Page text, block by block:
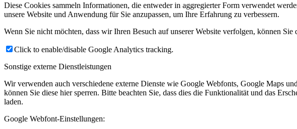
Diese Cookies sammeln Informationen, die entweder in aggregierter Form verwendet
unsere Website und Anwendung für Sie anzupassen, um Ihre Erfahrung zu verbessern.
Wenn Sie nicht möchten, dass wir Ihren Besuch auf unserer Website verfolgen, können
Click to enable/disable Google Analytics tracking.
Sonstige externe Dienstleistungen
Wir verwenden auch verschiedene externe Dienste wie Google Webfonts, Google Maps
können Sie diese hier sperren. Bitte beachten Sie, dass dies die Funktionalität und das
laden.
Google Webfont-Einstellungen: